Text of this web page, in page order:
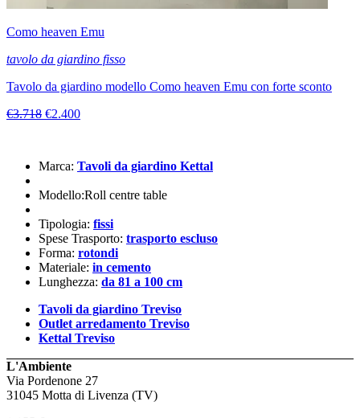
Como heaven Emu
tavolo da giardino fisso
Tavolo da giardino modello Como heaven Emu con forte sconto
€3.718 €2.400
Marca: Tavoli da giardino Kettal
Modello:Roll centre table
Tipologia: fissi
Spese Trasporto: trasporto escluso
Forma: rotondi
Materiale: in cemento
Lunghezza: da 81 a 100 cm
Tavoli da giardino Treviso
Outlet arredamento Treviso
Kettal Treviso
L'Ambiente
Via Pordenone 27
31045 Motta di Livenza (TV)